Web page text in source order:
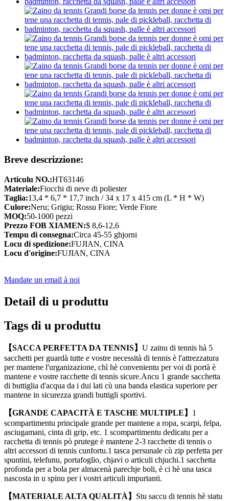
Breve descrizzione:
Articulu NO.:HT63146
Materiale:Fiocchi di neve di poliester
Taglia:13,4 * 6,7 * 17,7 inch / 34 x 17 x 415 cm (L * H * W)
Culore:Neru; Grigiu; Rossu Fiore; Verde Fiore
MOQ:50-1000 pezzi
Prezzo FOB XIAMEN:$ 8,6-12,6
Tempu di consegna:Circa 45-55 ghjorni
Locu di spedizione:FUJIAN, CINA
Locu d'origine:FUJIAN, CINA
Mandate un email à noi
Detail di u produttu
Tags di u produttu
【SACCA PERFETTA DA TENNIS】 U zainu di tennis hà 5
sacchetti per guardà tutte e vostre necessità di tennis è l'attrezzatura
per mantene l'urganizazione, chì hè convenientu per voi di portà è
mantene e vostre racchette di tennis sicure.Ancu 1 grande sacchetta
di buttiglia d'acqua da i dui lati cù una banda elastica superiore per
mantene in sicurezza grandi buttigli sportivi.
【GRANDE CAPACITÀ E TASCHE MULTIPLE】 1
scompartimentu principale grande per mantene a ropa, scarpi, felpa,
asciugamani, cinta di grip, etc. 1 scompartimentu dedicatu per a
racchetta di tennis pò prutege è mantene 2-3 racchette di tennis o
altri accessori di tennis cunfortu.1 tasca persunale cù zip perfetta per
spuntini, telefunu, portafoglio, chjavi o articuli chjuchi.1 sacchetta
profonda per a bola per almacenà parechje boli, è ci hè una tasca
nascosta in u spinu per i vostri articuli impurtanti.
【MATERIALE ALTA QUALITÀ】 Stu saccu di tennis hè statu